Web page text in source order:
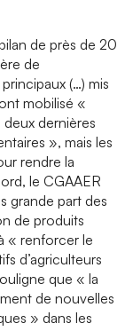
de près de 20
de
(…) mis
mobilisé «
deux dernières
», mais les
rendre la
le CGAAER
grande part des
de produits
« renforcer le
d’agriculteurs
que « la
de nouvelles
» dans les